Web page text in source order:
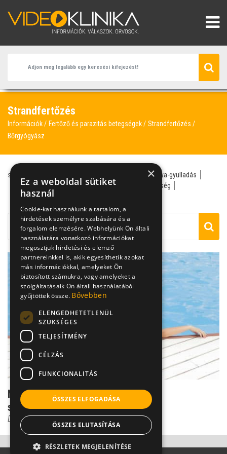
Strandfertőzés
Információk Fertőző és parazitás betegségek
Strandfertőzés
Bőrgyógyász
strandfertőzés
kötőhártya-gyulladás
lábgomba
látásromlás napgomba
nemi betegség
nyári fertőzések
Nyári kínok: ez az 5 leggyakoribb
strandfertőzés
Dr. Tisza Tímea
×
Ez a weboldal sütiket
használ
Cookie-kat használunk a tartalom, a
hirdetések személyre szabására és a
forgalom elemzésére. Webhelyünk Ön általi
használatára vonatkozó információkat
megosztjuk hirdetési és elemző
partnereinkkel is, akik egyesíthetik azokat
más információkkal, amelyeket Ön
biztosított számukra, vagy amelyeket a
szolgáltatásaik Ön általi használatából
gyűjtöttek össze. Bővebben
ELENGEDHETETLENÜL
SZÜKSÉGES
TELJESÍTMÉNY
CÉLZÁS
FUNKCIONALITÁS
ÖSSZES ELFOGADÁSA
ÖSSZES ELUTASÍTÁSA
RÉSZLETEK MEGJELENÍTÉSE